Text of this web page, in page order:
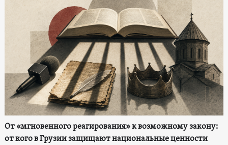
От «мгновенного реагирования» к возможному закону:
от кого в Грузии защищают национальные ценности